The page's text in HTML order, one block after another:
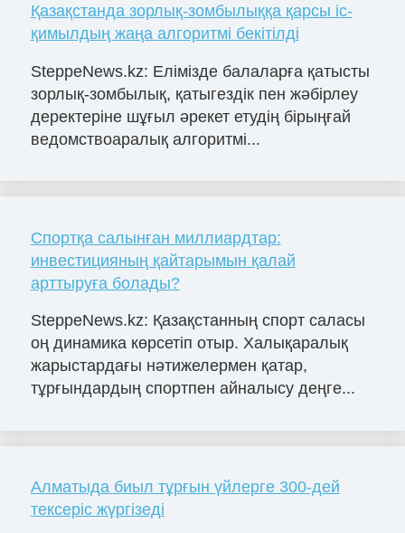
Қазақстанда зорлық-зомбылыққа қарсы іс-
қимылдың жаңа алгоритмі бекітілді
SteppeNews.kz: Елімізде балаларға қатысты
зорлық-зомбылық, қатыгездік пен жәбірлеу
деректеріне шұғыл әрекет етудің бірыңғай
ведомствоаралық алгоритмі...
Спортқа салынған миллиардтар:
инвестицияның қайтарымын қалай
арттыруға болады?
SteppeNews.kz: Қазақстанның спорт саласы
оң динамика көрсетіп отыр. Халықаралық
жарыстардағы нәтижелермен қатар,
тұрғындардың спортпен айналысу деңге...
Алматыда биыл тұрғын үйлерге 300-дей
тексеріс жүргізеді